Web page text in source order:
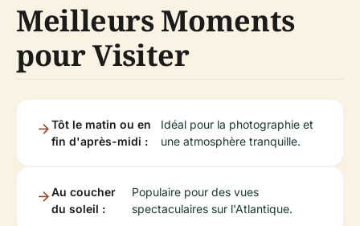
Meilleurs Moments
pour Visiter
Tôt le matin ou en
fin d'après-midi :
Idéal pour la photographie et
une atmosphère tranquille.
Au coucher
du soleil :
Populaire pour des vues
spectaculaires sur l'Atlantique.